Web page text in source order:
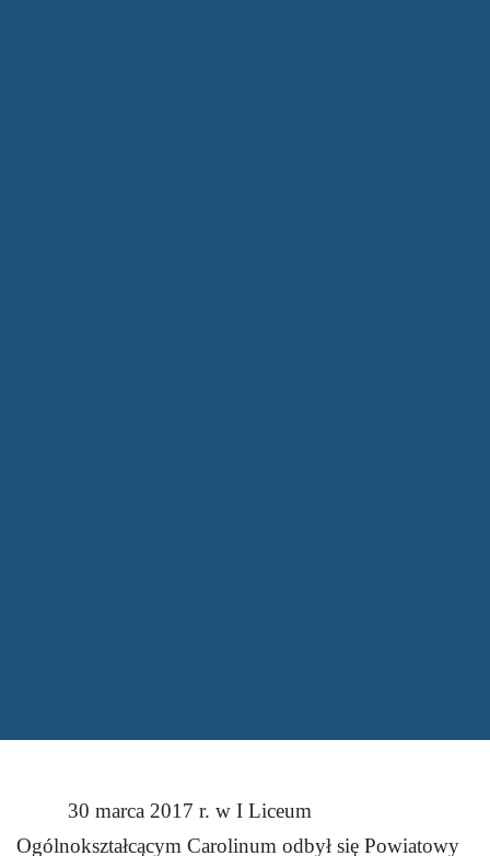
30 marca 2017 r. w I Liceum
Ogólnokształcącym Carolinum odbył się Powiatowy